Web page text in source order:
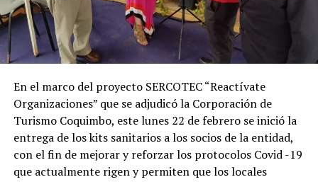
En el marco del proyecto SERCOTEC “Reactívate
Organizaciones” que se adjudicó la Corporación de
Turismo Coquimbo, este lunes 22 de febrero se inició la
entrega de los kits sanitarios a los socios de la entidad,
con el fin de mejorar y reforzar los protocolos Covid -19
que actualmente rigen y permiten que los locales